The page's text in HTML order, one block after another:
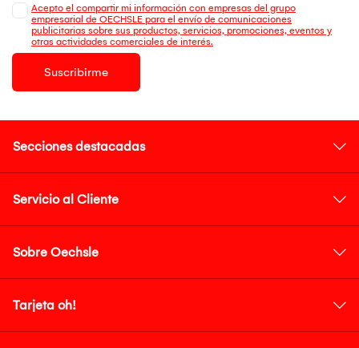
Acepto el compartir mi información con empresas del grupo
empresarial de OECHSLE para el envío de comunicaciones
publicitarias sobre sus productos, servicios, promociones, eventos y
otras actividades comerciales de interés.
Suscribirme
Secciones destacadas
Servicio al Cliente
Sobre Oechsle
Tarjeta oh!